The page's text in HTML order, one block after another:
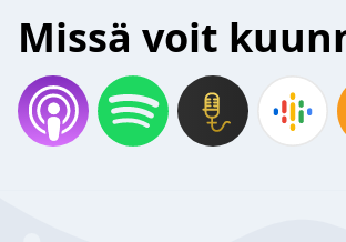
Missä voit